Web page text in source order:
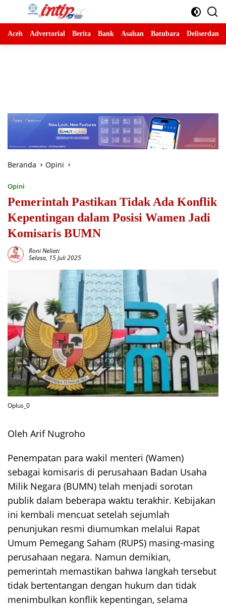
Langsung
Aceh Advertorial Berita Bank Asahan Batubara Deliserdang
Beranda Opini
Opini
Pemerintah Pastikan Tidak Ada Konflik
Kepentingan dalam Posisi Wamen Jadi
Komisaris BUMN
Roni Neliati
Selasa, 15 Juli 2025
Oplus_0
Oleh Arif Nugroho
Penempatan para wakil menteri (Wamen)
sebagai komisaris di perusahaan Badan Usaha
Milik Negara (BUMN) telah menjadi sorotan
publik dalam beberapa waktu terakhir. Kebijakan
ini kembali mencuat setelah sejumlah
penunjukan resmi diumumkan melalui Rapat
Umum Pemegang Saham (RUPS) masing-masing
perusahaan negara. Namun demikian,
pemerintah memastikan bahwa langkah tersebut
tidak bertentangan dengan hukum dan tidak
menimbulkan konflik kepentingan, selama